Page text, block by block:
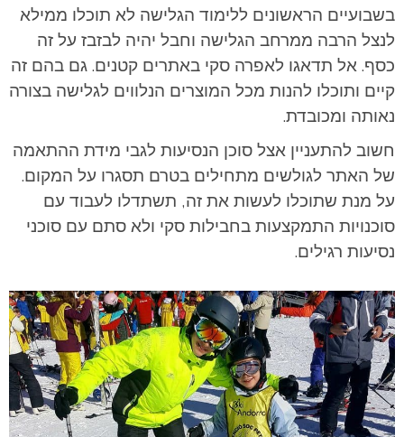
בשבועיים הראשונים ללימוד הגלישה לא תוכלו ממילא
לנצל הרבה ממרחב הגלישה וחבל יהיה לבזבז על זה
כסף. אל תדאגו לאפרה סקי באתרים קטנים. גם בהם זה
קיים ותוכלו להנות מכל המוצרים הנלווים לגלישה בצורה
נאותה ומכובדת.
חשוב להתעניין אצל סוכן הנסיעות לגבי מידת ההתאמה
של האתר לגולשים מתחילים בטרם תסגרו על המקום.
על מנת שתוכלו לעשות את זה, תשתדלו לעבוד עם
סוכנויות התמקצעות בחבילות סקי ולא סתם עם סוכני
נסיעות רגילים.